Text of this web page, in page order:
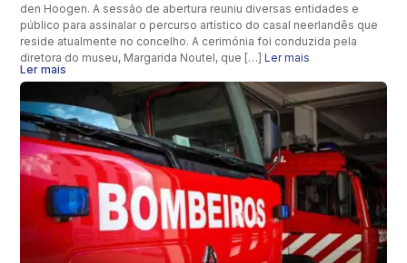
den Hoogen. A sessão de abertura reuniu diversas entidades e
público para assinalar o percurso artístico do casal neerlandês que
reside atualmente no concelho. A cerimónia foi conduzida pela
diretora do museu, Margarida Noutel, que […]Ler mais
Ler mais